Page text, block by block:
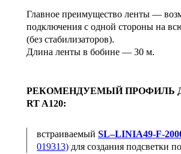
Главное преимущество ленты —
подключения с одной стороны на
(без стабилизаторов).
Длина ленты в бобине — 30 м.
РЕКОМЕНДУЕМЫЙ ПРОФИЛЬ
RT A120:
встраиваемый SL–LINIA49-F-
019313) для создания подсветки